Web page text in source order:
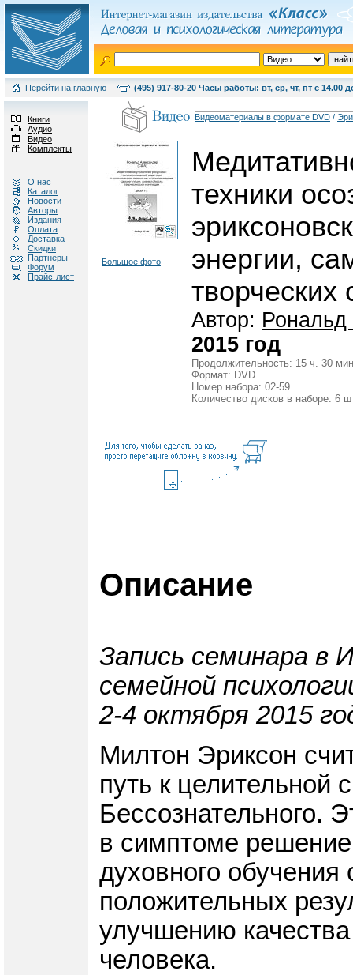
Перейти на главную (495) 917-80-20 Часы работы: вт, ср, чт, пт с 14.00
Книги
Аудио
Видео
Комплекты
О нас
Каталог
Новости
Авторы
Издания
Оплата
Доставка
Скидки
Партнеры
Форум
Прайс-лист
Видеоматериалы в формате DVD /
Большое фото
техники
энергии,
творческих
Автор: Рональд
2015 год
Продолжительность: 15 ч. 30
Формат: DVD
Номер набора: 02-59
Количество дисков в наборе: 6
Описание
Запись семинара в
семейной
2-4 октября 2015
Милтон Эриксон
путь к целительной
Бессознательного.
в симптоме решение
духовного
положительных
улучшению
человека.